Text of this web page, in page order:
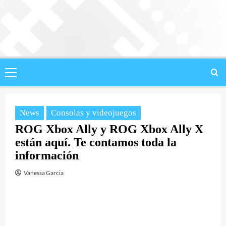
principal
News Consolas y videojuegos
ROG Xbox Ally y ROG Xbox Ally X
están aquí. Te contamos toda la
información
Vanessa Garcia